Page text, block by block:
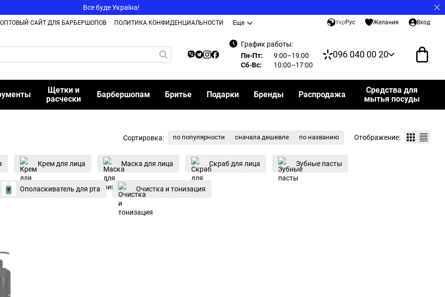
Все буде Україна!
ОПТОВЫЙ САЙТ ДЛЯ БАРБЕРШОПОВ ПОЛИТИКА КОНФИДЕНЦИАЛЬНОСТИ Еще Укр Рус Желания Вход
График работы:
Пн-Пт:
9:00–19:00
Сб-Вс:
10:00–17:00
096 040 00 20
Щетки и
расчески
Барбершопам Бритье Подарки Бренды Распродажа
Средства для
мытья посуды
Сортировка: по популярности сначала дешевле по названию Отображение:
Крем для лица Маска для лица Скраб для лица Зубные пасты
Ополаскиватель для рта Очистка и тонизация